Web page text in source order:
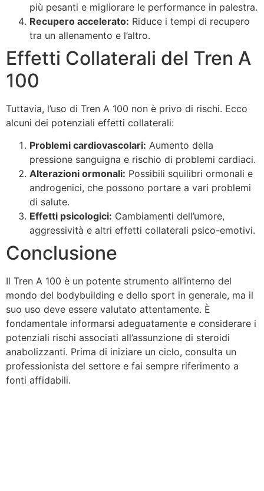
più pesanti e migliorare le performance in palestra.
Recupero accelerato: Riduce i tempi di recupero
tra un allenamento e l’altro.
Effetti Collaterali del Tren A
100
Tuttavia, l’uso di Tren A 100 non è privo di rischi. Ecco
alcuni dei potenziali effetti collaterali:
Problemi cardiovascolari: Aumento della
pressione sanguigna e rischio di problemi cardiaci.
Alterazioni ormonali: Possibili squilibri ormonali e
androgenici, che possono portare a vari problemi
di salute.
Effetti psicologici: Cambiamenti dell’umore,
aggressività e altri effetti collaterali psico-emotivi.
Conclusione
Il Tren A 100 è un potente strumento all’interno del
mondo del bodybuilding e dello sport in generale, ma il
suo uso deve essere valutato attentamente. È
fondamentale informarsi adeguatamente e considerare i
potenziali rischi associati all’assunzione di steroidi
anabolizzanti. Prima di iniziare un ciclo, consulta un
professionista del settore e fai sempre riferimento a
fonti affidabili.